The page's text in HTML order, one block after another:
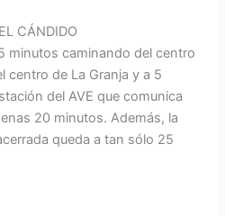
CÁNDIDO
minutos caminando del centro
centro de La Granja y a 5
del AVE que comunica
20 minutos. Además, la
queda a tan sólo 25